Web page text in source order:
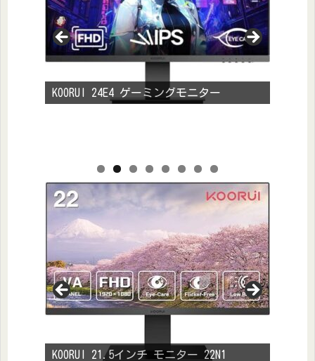
KOORUI 24E4 ゲーミングモニター
KOORUI 21.5インチ モニター 22N1